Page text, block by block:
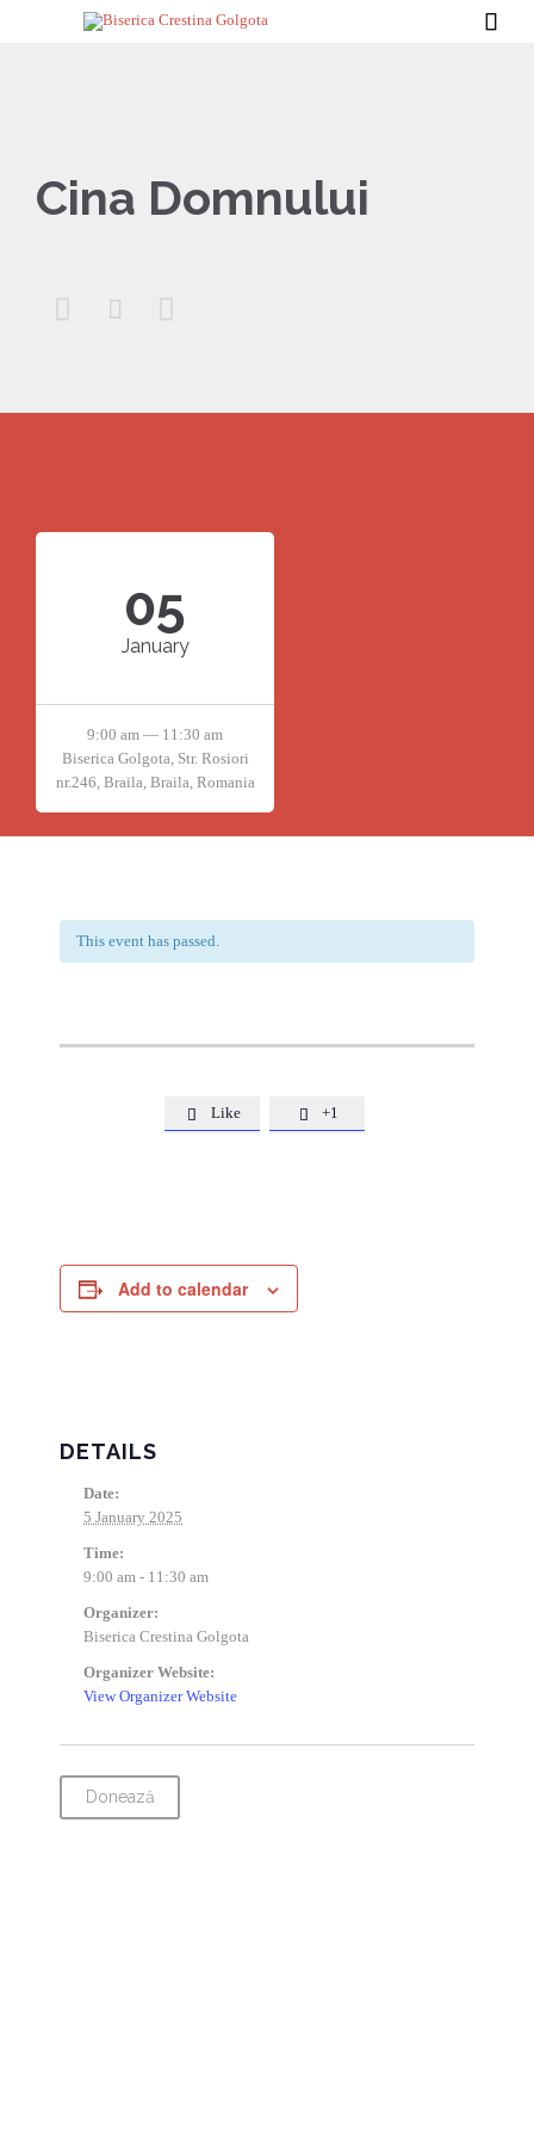

Cina Domnului
  
05
January
9:00 am — 11:30 am
Biserica Golgota, Str. Rosiori
nr.246, Braila, Braila, Romania
This event has passed.
 Like  +1
Add to calendar
DETAILS
Date:
5 January 2025
Time:
9:00 am - 11:30 am
Organizer:
Biserica Crestina Golgota
Organizer Website:
View Organizer Website
Donează